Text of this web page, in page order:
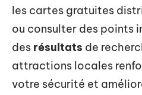
les cartes gratuites
ou consulter des points
des résultats de
attractions locales
votre sécurité et